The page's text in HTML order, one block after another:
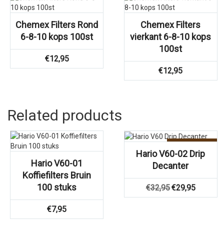
Chemex Filters Rond
6-8-10 kops 100st
€12,95
Chemex Filters
vierkant 6-8-10 kops
100st
€12,95
Related products
Hario V60-01
Koffiefilters Bruin
100 stuks
€7,95
Aanbieding!
Hario V60-02 Drip
Decanter
€32,95 Oorspronkelijke
€29,95Huidige